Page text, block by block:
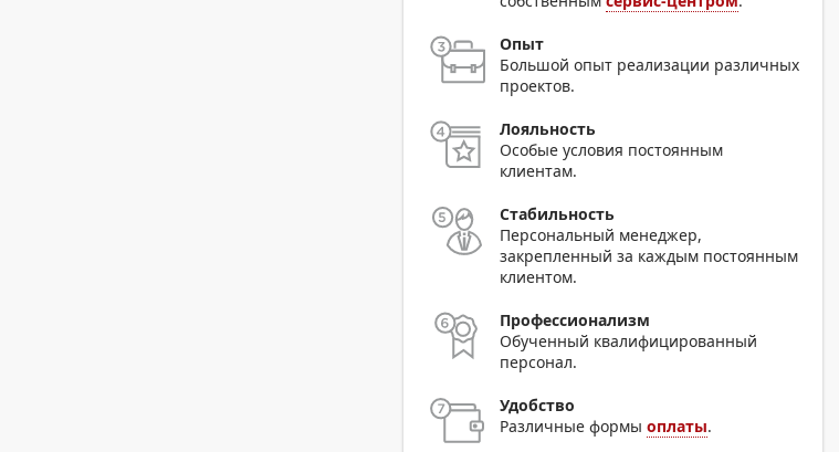
Опыт
Большой опыт реализации различных
проектов.
Лояльность
Особые условия постоянным
клиентам.
Стабильность
Персональный менеджер,
закрепленный за каждым постоянным
клиентом.
Профессионализм
Обученный квалифицированный
персонал.
Удобство
Различные формыоплаты.